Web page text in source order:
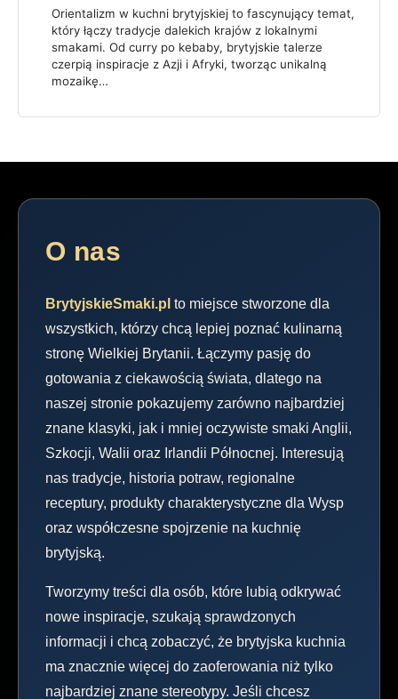
Orientalizm w kuchni brytyjskiej to fascynujący temat,
który łączy tradycje dalekich krajów z lokalnymi
smakami. Od curry po kebaby, brytyjskie talerze
czerpią inspiracje z Azji i Afryki, tworząc unikalną
mozaikę…
O nas
BrytyjskieSmaki.pl to miejsce stworzone dla
wszystkich, którzy chcą lepiej poznać kulinarną
stronę Wielkiej Brytanii. Łączymy pasję do
gotowania z ciekawością świata, dlatego na
naszej stronie pokazujemy zarówno najbardziej
znane klasyki, jak i mniej oczywiste smaki Anglii,
Szkocji, Walii oraz Irlandii Północnej. Interesują
nas tradycje, historia potraw, regionalne
receptury, produkty charakterystyczne dla Wysp
oraz współczesne spojrzenie na kuchnię
brytyjską.
Tworzymy treści dla osób, które lubią odkrywać
nowe inspiracje, szukają sprawdzonych
informacji i chcą zobaczyć, że brytyjska kuchnia
ma znacznie więcej do zaoferowania niż tylko
najbardziej znane stereotypy. Jeśli chcesz